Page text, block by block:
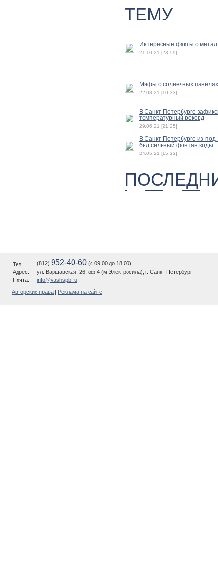
ТЕМУ
Интересные факты о
21.10.21 [23:59]
Мифы о солнечных панелях
22.08.21 [10:33]
В Санкт-Петербурге
температурный рекорд
29.06.21 [21:25]
В Санкт-Петербурге из-под
бил сильный фонтан воды
24.05.21 [15:33]
Тел: (812) 952-40-60 (c 09.00 до 18.00)
Адрес:
ул. Варшавская, 26, оф.4 (м.Электросила), г. Санкт-Петербург
Почта:
info@vashspb.ru
Авторские права Реклама на сайте